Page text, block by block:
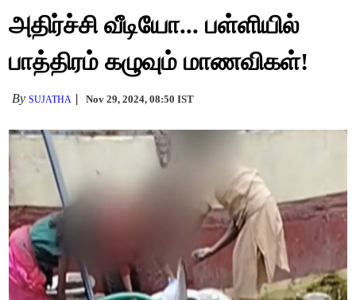
அதிர்ச்சி வீடியோ... பள்ளியில்
பாத்திரம் கழுவும் மாணவிகள்!
BySUJATHA Nov 29, 2024, 08:50 IST